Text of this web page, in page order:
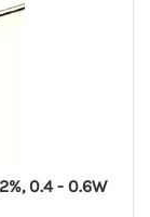
2%, 0.4 - 0.6W